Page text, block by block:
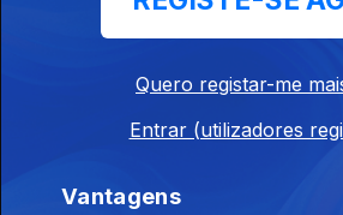
Qual a natureza desta oração?
Lingua de Todos - Diário
Palavras africanas no léxico português,
Quero registar-me
Entrar (utilizadores
Vantagens